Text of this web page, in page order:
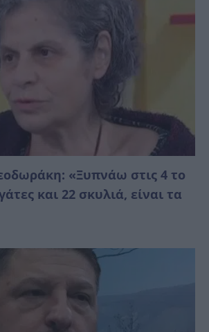
«Ξυπνάω στις 4 το
και 22 σκυλιά, είναι τα